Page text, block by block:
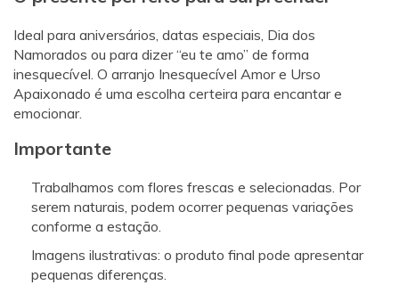
Ideal para aniversários, datas especiais, Dia dos
Namorados ou para dizer “eu te amo” de forma
inesquecível. O arranjo Inesquecível Amor e Urso
Apaixonado é uma escolha certeira para encantar e
emocionar.
Importante
Trabalhamos com flores frescas e selecionadas. Por
serem naturais, podem ocorrer pequenas variações
conforme a estação.
Imagens ilustrativas: o produto final pode apresentar
pequenas diferenças.